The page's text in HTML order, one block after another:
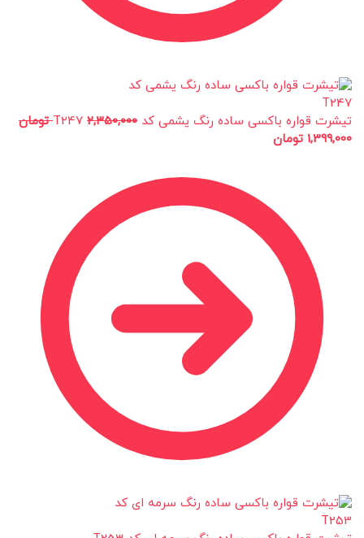
تیشرت قواره باکسی ساده رنگ یشمی کد T247 2,350,000
تومان
1,399,000 تومان